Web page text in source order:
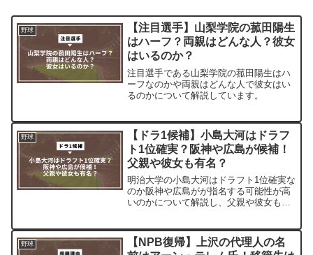
野球
【注目選手】山梨学院の菰田陽生
はハーフ？両親はどんな人？彼女
はいるのか？
注目選手である山梨学院の菰田陽生はハ
ーフなのかや両親はどんな人で彼女はい
るのかについて解説しています。
野球
【ドラ1候補】小島大河はドラフ
ト1位確実？阪神や広島が候補！
父親や彼女も有名？
明治大学の小島大河はドラフト1位確実な
のか阪神や広島がが指名する可能性が高
いのかについて解説し、父親や彼女も有
野球
【NPB復帰】上沢の代理人の名